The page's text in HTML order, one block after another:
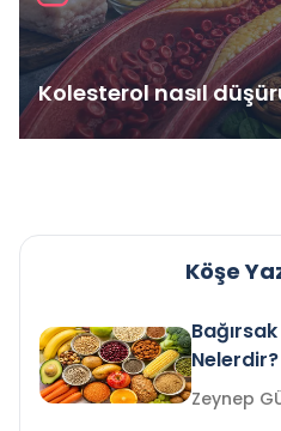
Kolesterol nasıl
Köşe
Nelerdir?